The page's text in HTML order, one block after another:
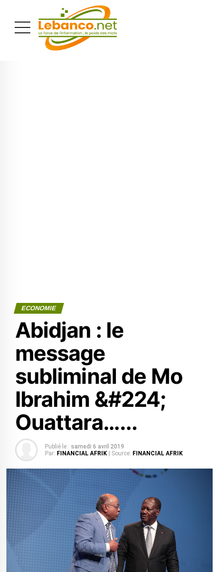
ECONOMIE
Abidjan : le
message
subliminal de Mo
Ibrahim &#224;
Ouattara…...
Publié le : samedi 6 avril 2019
Par: FINANCIAL AFRIK | Source: FINANCIAL AFRIK